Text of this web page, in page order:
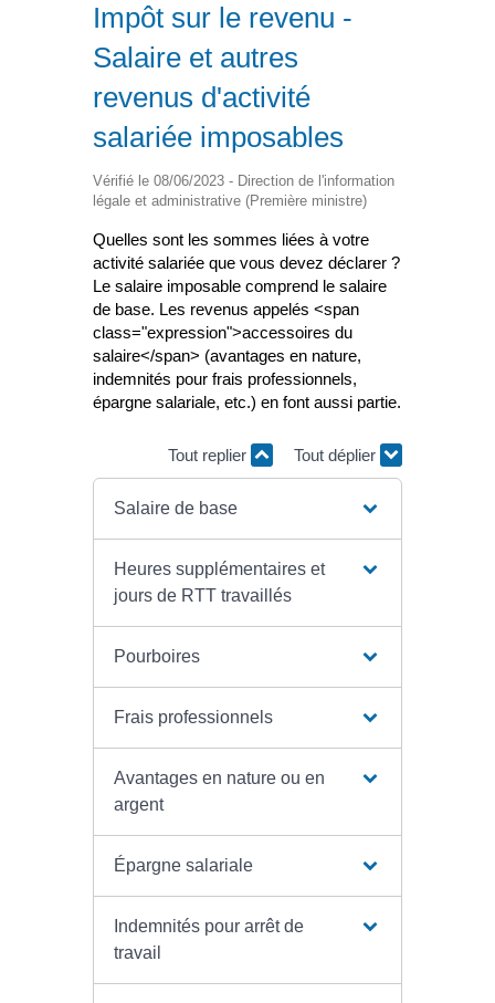
Impôt sur le revenu -
Salaire et autres
revenus d'activité
salariée imposables
Vérifié le 08/06/2023 - Direction de l'information
légale et administrative (Première ministre)
Quelles sont les sommes liées à votre
activité salariée que vous devez déclarer ?
Le salaire imposable comprend le salaire
de base. Les revenus appelés <span
class="expression">accessoires du
salaire</span> (avantages en nature,
indemnités pour frais professionnels,
épargne salariale, etc.) en font aussi partie.
Tout replier Tout déplier
Salaire de base
Heures supplémentaires et
jours de RTT travaillés
Pourboires
Frais professionnels
Avantages en nature ou en
argent
Épargne salariale
Indemnités pour arrêt de
travail